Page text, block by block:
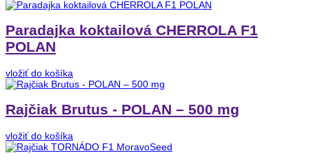
Paradajka koktailová CHERROLA F1
POLAN
vložiť do košíka
Rajčiak Brutus - POLAN – 500 mg
vložiť do košíka